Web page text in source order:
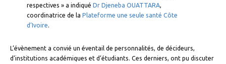
respectives » a indiqué Dr Djeneba OUATTARA,
coordinatrice de la Plateforme une seule santé Côte
d’Ivoire.
L’évènement a convié un éventail de personnalités, de décideurs,
d’institutions académiques et d’étudiants. Ces derniers, ont pu discuter